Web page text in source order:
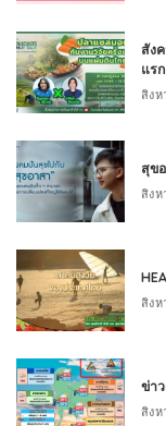
สัง
แร
สิงห
สุข
สิงห
สิงห
ข่า
สิงห